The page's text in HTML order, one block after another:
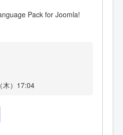
Pack for Joomla!
木）17:04